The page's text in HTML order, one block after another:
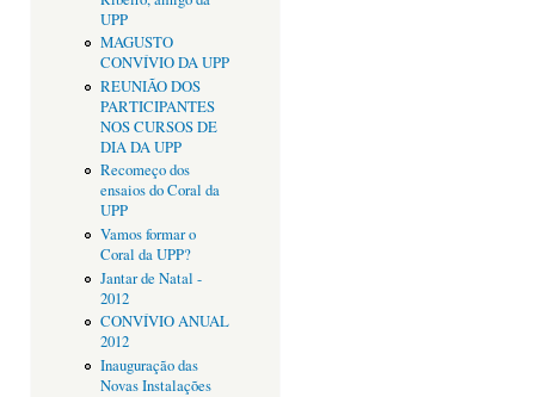
UPP
MAGUSTO
CONVÍVIO DA UPP
REUNIÃO DOS
PARTICIPANTES
NOS CURSOS DE
DIA DA UPP
Recomeço dos
ensaios do Coral da
UPP
Vamos formar o
Coral da UPP?
Jantar de Natal -
2012
CONVÍVIO ANUAL
2012
Inauguração das
Novas Instalações